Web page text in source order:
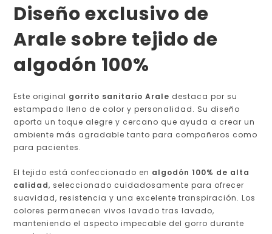
Diseño exclusivo de
Arale sobre tejido de
algodón 100%
Este original gorrito sanitario Arale destaca por su
estampado lleno de color y personalidad. Su diseño
aporta un toque alegre y cercano que ayuda a crear un
ambiente más agradable tanto para compañeros como
para pacientes.
El tejido está confeccionado en algodón 100% de alta
calidad, seleccionado cuidadosamente para ofrecer
suavidad, resistencia y una excelente transpiración. Los
colores permanecen vivos lavado tras lavado,
manteniendo el aspecto impecable del gorro durante